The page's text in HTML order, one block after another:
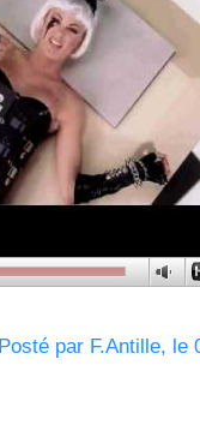
Posté par F.Antille, le